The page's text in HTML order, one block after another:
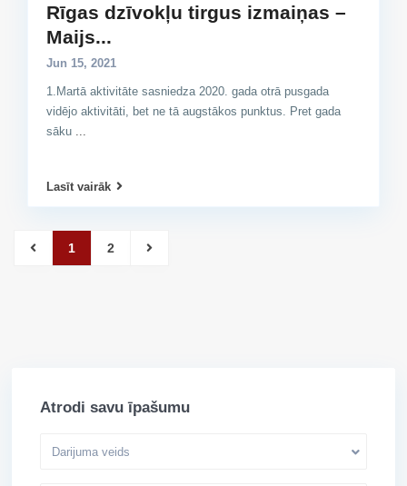
Rīgas dzīvokļu tirgus izmaiņas –
Maijs...
Jun 15, 2021
1.Martā aktivitāte sasniedza 2020. gada otrā pusgada
vidējo aktivitāti, bet ne tā augstākos punktus. Pret gada
sāku
Lasīt vairāk
1 2
Atrodi savu īpašumu
Darijuma veids